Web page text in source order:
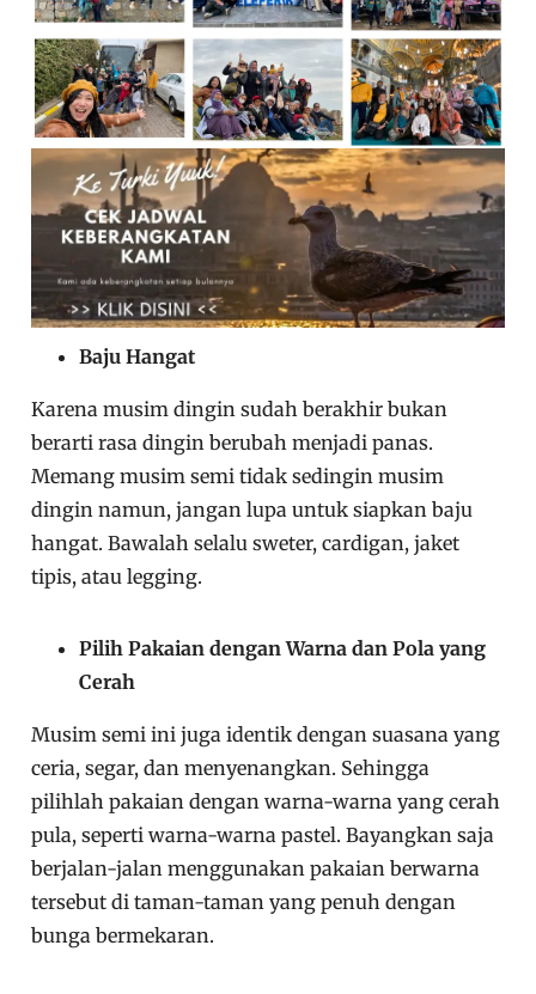
Baju Hangat
Karena musim dingin sudah berakhir bukan
berarti rasa dingin berubah menjadi panas.
Memang musim semi tidak sedingin musim
dingin namun, jangan lupa untuk siapkan baju
hangat. Bawalah selalu sweter, cardigan, jaket
tipis, atau legging.
Pilih Pakaian dengan Warna dan Pola yang
Cerah
Musim semi ini juga identik dengan suasana yang
ceria, segar, dan menyenangkan. Sehingga
pilihlah pakaian dengan warna-warna yang cerah
pula, seperti warna-warna pastel. Bayangkan saja
berjalan-jalan menggunakan pakaian berwarna
tersebut di taman-taman yang penuh dengan
bunga bermekaran.